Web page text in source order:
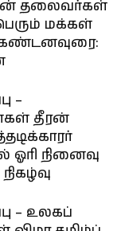
தலைவர்கள்
மக்கள்
கண்டனவுரை:
–
தீரன்
நினைவு
– உலகப்